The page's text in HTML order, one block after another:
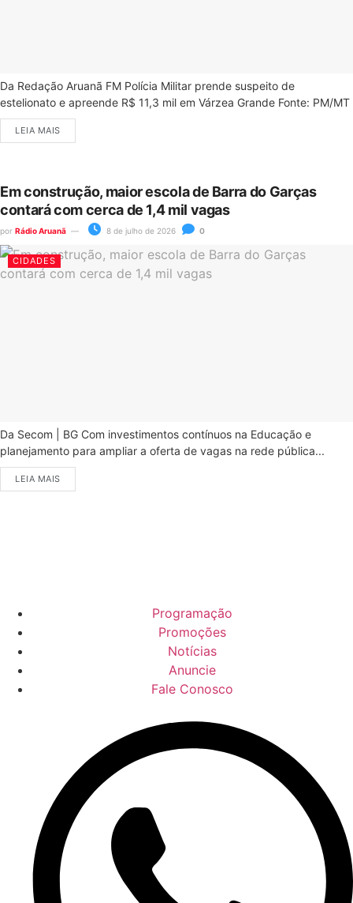
Da Redação Aruanã FM Polícia Militar prende suspeito de
estelionato e apreende R$ 11,3 mil em Várzea Grande Fonte: PM/MT
LEIA MAIS
Em construção, maior escola de Barra do Garças
contará com cerca de 1,4 mil vagas
por Rádio Aruanã 8 de julho de 2026 0
CIDADES
Da Secom | BG Com investimentos contínuos na Educação e
planejamento para ampliar a oferta de vagas na rede pública...
LEIA MAIS
Programação
Promoções
Notícias
Anuncie
Fale Conosco